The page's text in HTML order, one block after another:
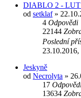
DIABLO 2 -
od setklaf»
4 Odpovědi
22144
Poslední
Jeskyně
od Necrolyta »
17
13634